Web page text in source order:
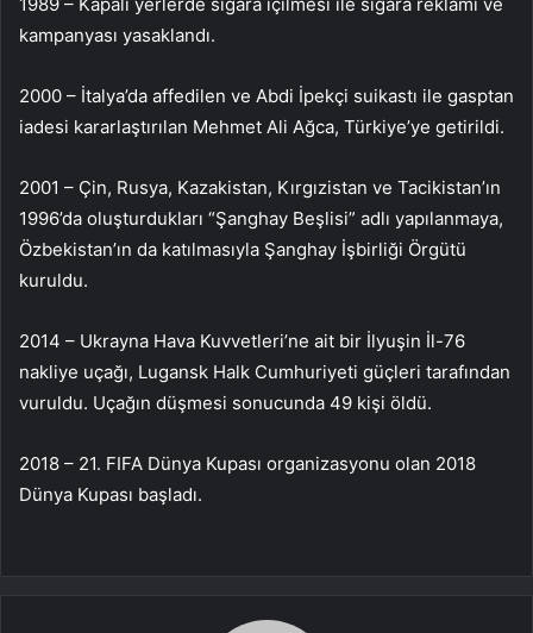
kampanyası yasaklandı.
2000 – İtalya’da affedilen ve Abdi İpekçi suikastı ile gasptan
iadesi kararlaştırılan Mehmet Ali Ağca, Türkiye’ye getirildi.
2001 – Çin, Rusya, Kazakistan, Kırgızistan ve Tacikistan’ın
1996’da oluşturdukları “Şanghay Beşlisi” adlı yapılanmaya,
Özbekistan’ın da katılmasıyla Şanghay İşbirliği Örgütü
kuruldu.
2014 – Ukrayna Hava Kuvvetleri’ne ait bir İlyuşin İl-76
nakliye uçağı, Lugansk Halk Cumhuriyeti güçleri tarafından
vuruldu. Uçağın düşmesi sonucunda 49 kişi öldü.
2018 – 21. FIFA Dünya Kupası organizasyonu olan 2018
Dünya Kupası başladı.